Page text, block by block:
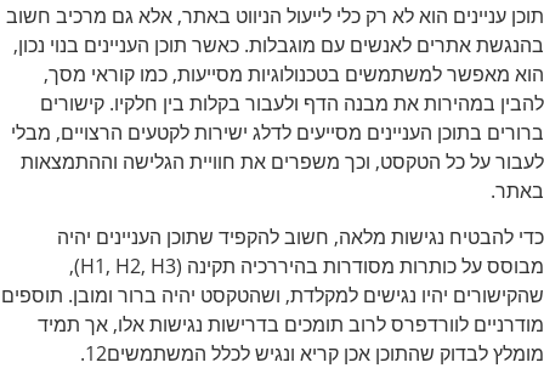
תוכן עניינים הוא לא רק כלי לייעול הניווט באתר, אלא גם מרכיב חשוב
בהנגשת אתרים לאנשים עם מוגבלות. כאשר תוכן העניינים בנוי נכון,
הוא מאפשר למשתמשים בטכנולוגיות מסייעות, כמו קוראי מסך,
להבין במהירות את מבנה הדף ולעבור בקלות בין חלקיו. קישורים
ברורים בתוכן העניינים מסייעים לדלג ישירות לקטעים הרצויים, מבלי
לעבור על כל הטקסט, וכך משפרים את חוויית הגלישה וההתמצאות
באתר.
כדי להבטיח נגישות מלאה, חשוב להקפיד שתוכן העניינים יהיה
מבוסס על כותרות מסודרות בהיררכיה תקינה (H1, H2, H3),
שהקישורים יהיו נגישים למקלדת, ושהטקסט יהיה ברור ומובן. תוספים
מודרניים לוורדפרס לרוב תומכים בדרישות נגישות אלו, אך תמיד
מומלץ לבדוק שהתוכן אכן קריא ונגיש לכלל המשתמשים 12
.